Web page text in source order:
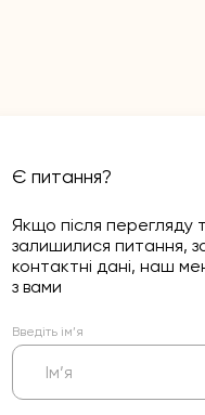
Є питання?
Якщо після перегляду
залишилися питання,
контактні дані, наш
з вами
Введіть ім’я